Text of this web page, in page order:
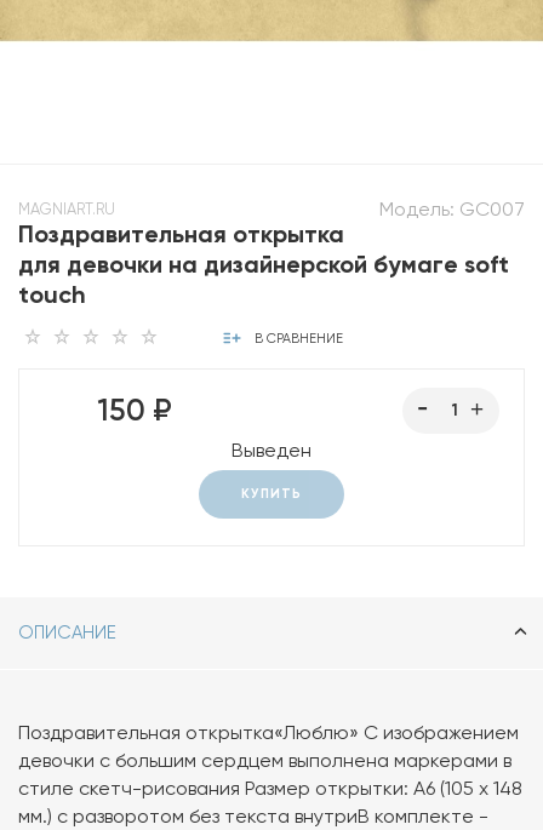
Модель: GC007
MAGNIART.RU
Поздравительная открытка
для девочки на дизайнерской бумаге soft
touch
В СРАВНЕНИЕ
150 ₽
Выведен
КУПИТЬ
ОПИСАНИЕ
Поздравительная открытка«Люблю» С изображением
девочки с большим сердцем выполнена маркерами в
стиле скетч-рисования Размер открытки: А6 (105 х 148
мм.) с разворотом без текста внутриВ комплекте -